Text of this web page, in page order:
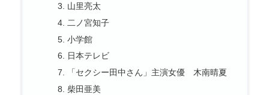
山里亮太
二ノ宮知子
小学館
日本テレビ
「セクシー田中さん」主演女優 木南晴夏
柴田亜美